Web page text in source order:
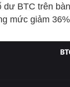
dư BTC trên
mức giảm